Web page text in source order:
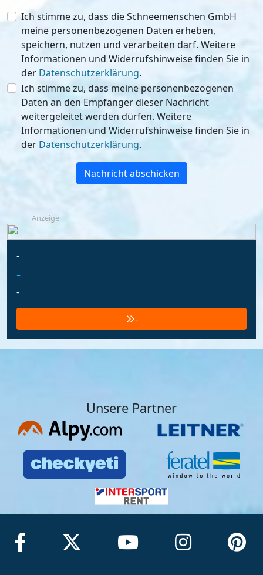
Ich stimme zu, dass die Schneemenschen GmbH
meine personenbezogenen Daten erheben,
speichern, nutzen und verarbeiten darf. Weitere
Informationen und Widerrufshinweise finden Sie in
der Datenschutzerklärung.
Ich stimme zu, dass meine personenbezogenen
Daten an den Empfänger dieser Nachricht
weitergeleitet werden dürfen. Weitere
Informationen und Widerrufshinweise finden Sie in
der Datenschutzerklärung.
Nachricht abschicken
Anzeige
-
-
-
-
Unsere Partner